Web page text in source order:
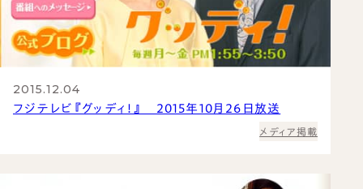
2015.12.04
フジテレビ『グッディ！』 2015年10月26日放送
メディア掲載